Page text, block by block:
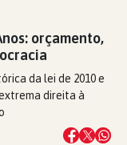
orçamento,
da lei de 2010 e
direita à